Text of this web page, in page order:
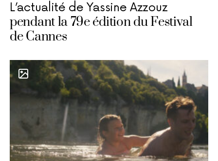
L’actualité de Yassine Azzouz
pendant la 79e édition du Festival
de Cannes